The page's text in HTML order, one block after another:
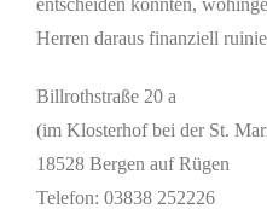
entscheiden konnten,
Herren daraus finanziell
Billrothstraße 20 a
(im Klosterhof bei der St.
18528 Bergen auf Rügen
Telefon: 03838 252226